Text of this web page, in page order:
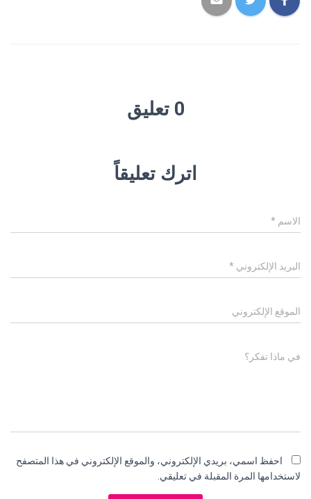
0 تعليق
اترك تعليقاً
الاسم *
البريد الإلكتروني *
الموقع الإلكتروني
في ماذا تفكر؟
احفظ اسمي، بريدي الإلكتروني، والموقع الإلكتروني في هذا المتصفح
لاستخدامها المرة المقبلة في تعليقي.